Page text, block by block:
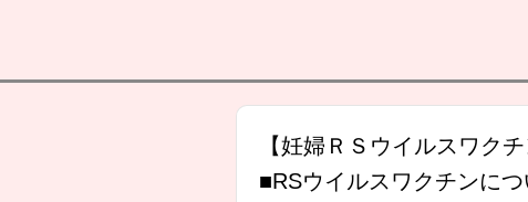
【妊婦ＲＳウイルスワク
■RSウイルスワクチンにつ